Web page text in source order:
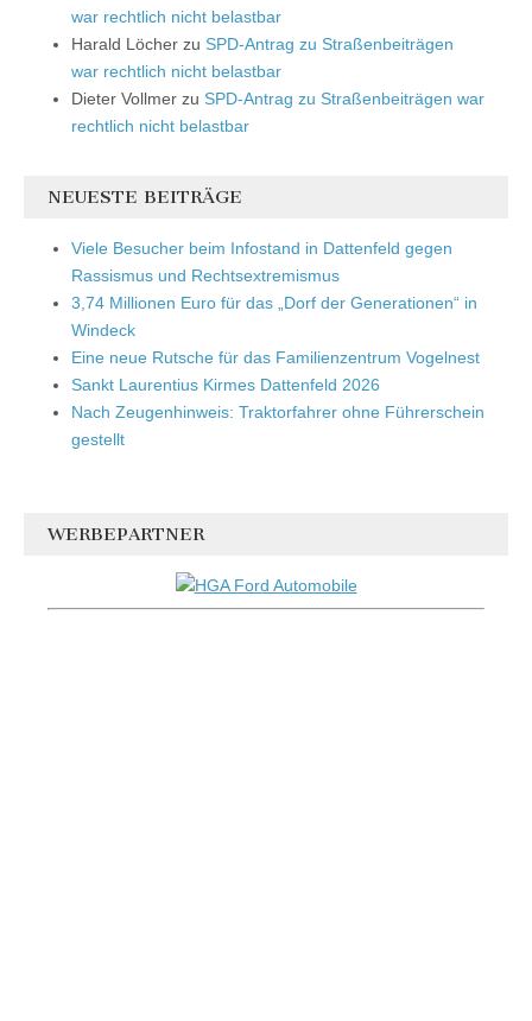
war rechtlich nicht belastbar
Harald Löcher zu SPD-Antrag zu Straßenbeiträgen
war rechtlich nicht belastbar
Dieter Vollmer zu SPD-Antrag zu Straßenbeiträgen war
rechtlich nicht belastbar
NEUESTE BEITRÄGE
Viele Besucher beim Infostand in Dattenfeld gegen
Rassismus und Rechtsextremismus
3,74 Millionen Euro für das „Dorf der Generationen“ in
Windeck
Eine neue Rutsche für das Familienzentrum Vogelnest
Sankt Laurentius Kirmes Dattenfeld 2026
Nach Zeugenhinweis: Traktorfahrer ohne Führerschein
gestellt
WERBEPARTNER